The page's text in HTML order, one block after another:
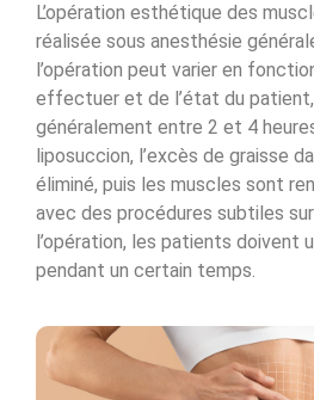
L’opération esthétique des
réalisée sous anesthésie
l’opération peut varier en
effectuer et de l’état du
généralement entre 2 et 4
liposuccion, l’excès de graisse
éliminé, puis les muscles sont
avec des procédures subtiles
l’opération, les patients doivent
pendant un certain temps.